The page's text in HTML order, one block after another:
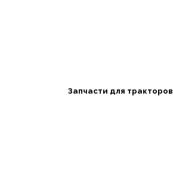
Запчасти для тракторов